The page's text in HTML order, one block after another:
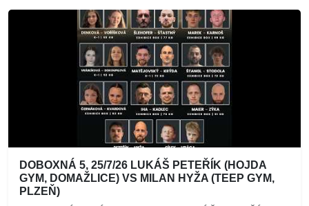
DOBOXNÁ 5, 25/7/26 LUKÁŠ PETEŘÍK (HOJDA
GYM, DOMAŽLICE) VS MILAN HYŽA (TEEP GYM,
PLZEŇ)